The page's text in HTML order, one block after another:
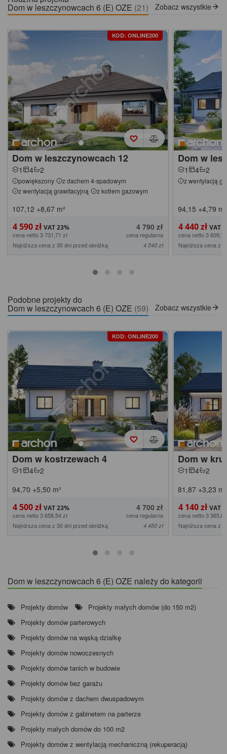
Dom w leszczynowcach 6 (E) OZE (21) Zobacz wszystkie
KOD: ONLINE200
Dom w leszczynowcach 12
1 4 2
powiększony
z dachem 4-spadowym
z wentylacją grawitacyjną
z kotłem gazowym
107,12 +8,67 m²
4 590 zł 4 790 zł
cena netto 3 731,71 zł
cena regularna
Najniższa cena z 30 dni przed obniżką
4 540 zł
Dom w
1 4 2
z wentylacją
94,15 +4,79 m²
4 440 zł
cena netto 3
Najniższa cena z
Podobne projekty do
Dom w leszczynowcach 6 (E) OZE (59) Zobacz wszystkie
KOD: ONLINE200
Dom w kostrzewach 4
1 4
2
94,70 +5,50 m²
4 500 zł 4 700 zł
cena netto 3 658,54 zł
cena regularna
Najniższa cena z 30 dni przed obniżką
4 450 zł
Dom w
1 4
2
81,87 +3,23 m²
4 140 zł
cena netto 3
Najniższa cena z
Dom w leszczynowcach 6 (E) OZE należy do kategorii
Projekty domów
Projekty małych domów (do 150 m2)
Projekty domów parterowych
Projekty domów na wąską działkę
Projekty domów nowoczesnych
Projekty domów tanich w budowie
Projekty domów bez garażu
Projekty domów z dachem dwuspadowym
Projekty domów z gabinetem na parterze
Projekty małych domów do 100 m2
Projekty domów z wentylacją mechaniczną (rekuperacją)